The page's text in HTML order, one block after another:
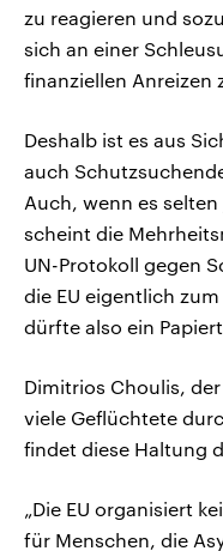
zu reagieren und
sich an einer
finanziellen Anreizen
Deshalb ist es aus
auch
Auch, wenn es
scheint die
UN-Protokoll gegen
die EU eigentlich
dürfte also ein
Dimitrios Choulis,
viele Geflüchtete
findet diese Haltung
„Die EU organisiert
für Menschen, die